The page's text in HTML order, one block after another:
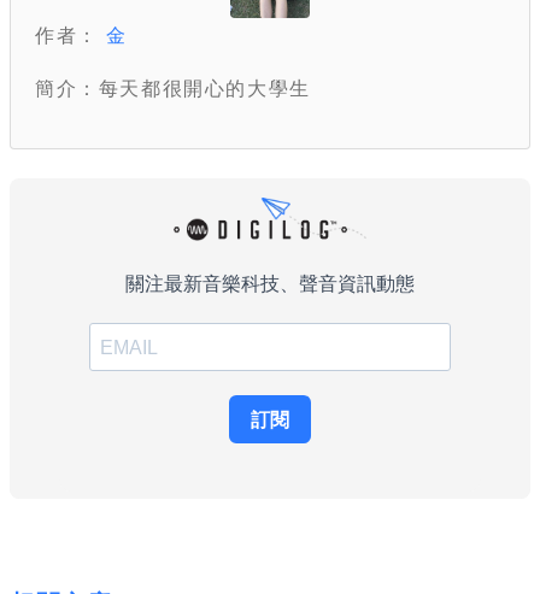
作者：金
簡介：每天都很開心的大學生